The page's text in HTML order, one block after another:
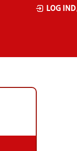
LOG IND